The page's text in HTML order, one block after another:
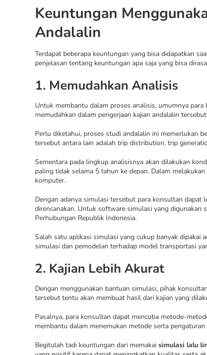
Keuntungan
Andalalin
Terdapat beberapa keuntungan yang bisa didapatkan
penjelasan tentang keuntungan apa saja yang bisa
1. Memudahkan Analisis
Untuk membantu dalam proses analisis, umumnya
memudahkan dalam pengerjaan kajian andalalin
Perlu diketahui, proses studi andalalin ini memerlukan
tersebut antara lain adalah trip distribution, trip
Sementara pada lingkup analisisnya akan dilakukan
paling tidak selama 5 tahun ke depan. Dalam
komputer.
Dengan adanya simulasi tersebut para konsultan
direncanakan. Untuk software simulasi yang digunakan
Perhubungan Republik Indonesia.
Salah satu aplikasi simulasi yang cukup banyak dipakai
simulasi dan pemodelan terhadap model transportasi
2. Kajian Lebih Akurat
Dengan menggunakan bantuan simulasi, pihak
tersebut tentu akan membuat hasil dari kajian yang
Pasalnya, para konsultan dapat mencoba metode-
membantu dalam menemukan metode serta
Begitulah tadi keuntungan dari memakai simulasi lalu